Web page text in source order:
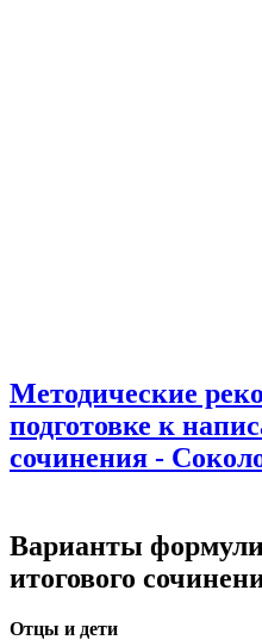
Методические
подготовке к
сочинения -
Варианты
итогового
Отцы и дети